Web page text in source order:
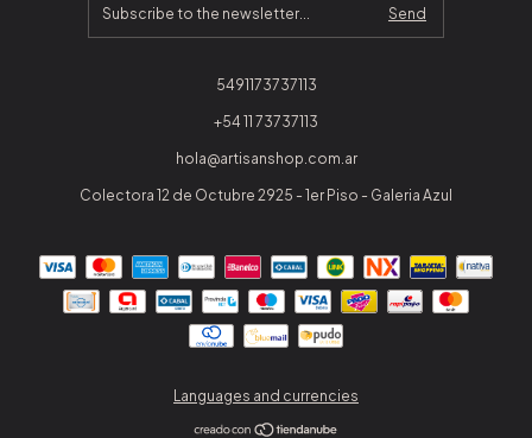
5491173737113
+54 11 73737113
hola@artisanshop.com.ar
Colectora 12 de Octubre 2925 - 1er Piso - Galeria Azul
Languages and currencies